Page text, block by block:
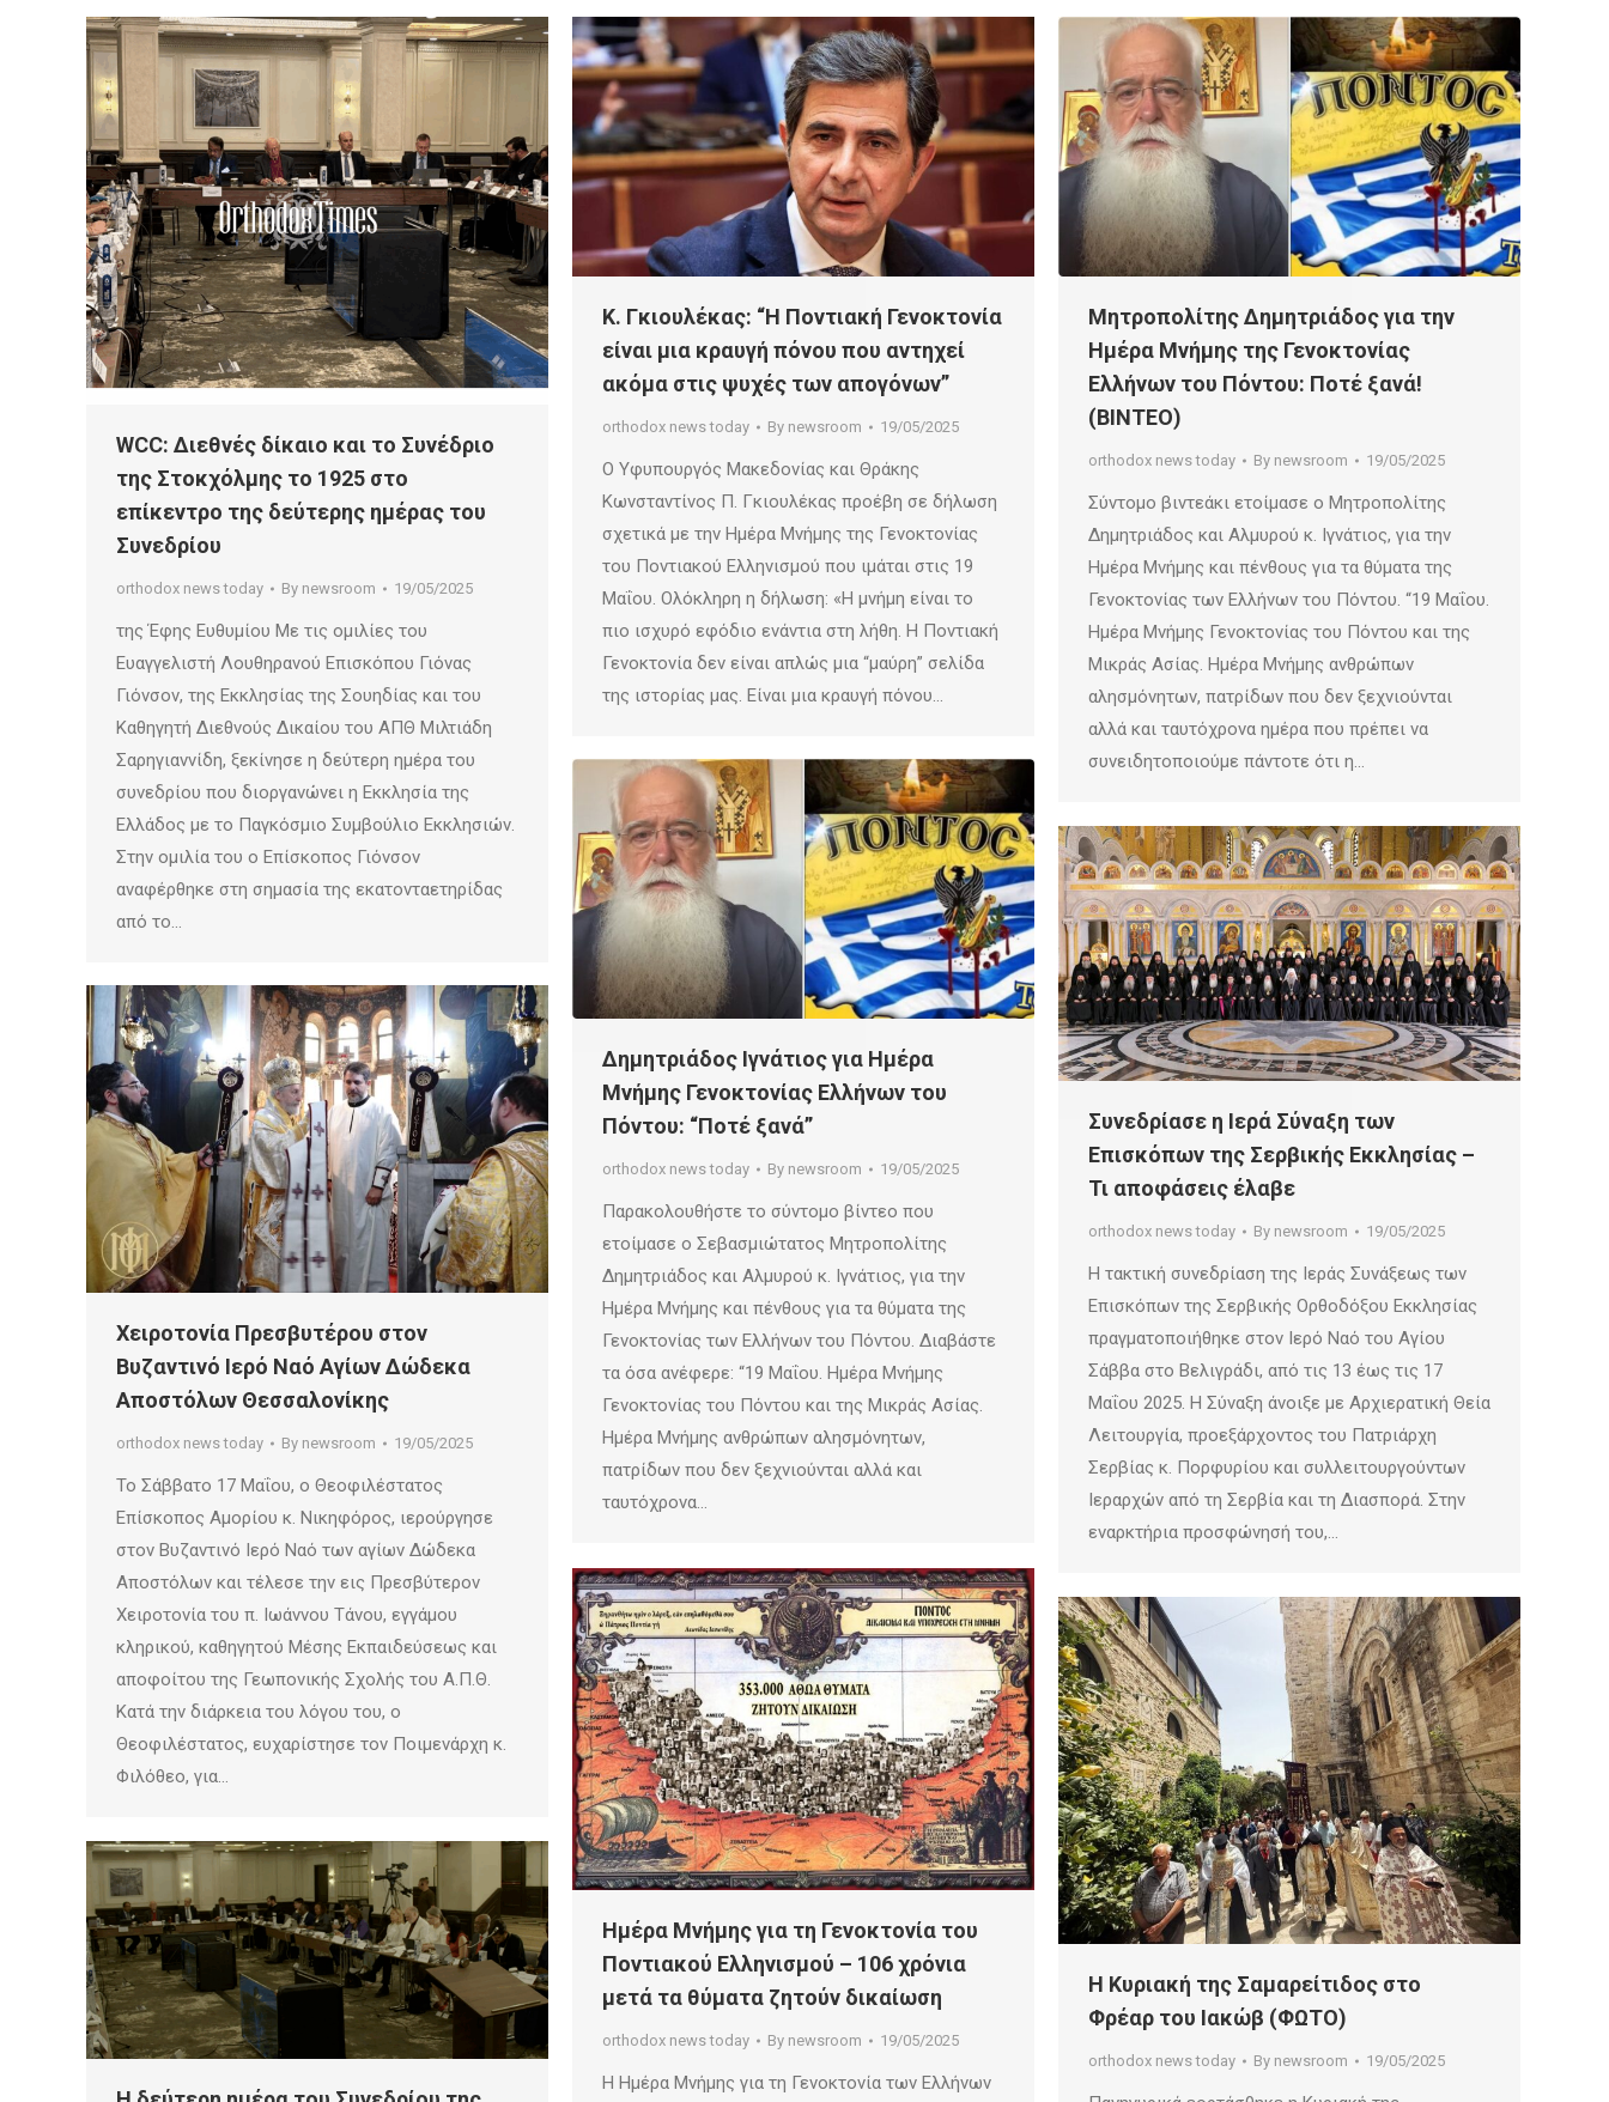
WCC: Διεθνές δίκαιο και το Συνέδριο
της Στοκχόλμης το 1925 στο
επίκεντρο της δεύτερης ημέρας του
Συνεδρίου
orthodox news today By newsroom 19/05/2025
της Έφης Ευθυμίου Με τις ομιλίες του
Ευαγγελιστή Λουθηρανού Επισκόπου Γιόνας
Γιόνσον, της Εκκλησίας της Σουηδίας και του
Καθηγητή Διεθνούς Δικαίου του ΑΠΘ Μιλτιάδη
Σαρηγιαννίδη, ξεκίνησε η δεύτερη ημέρα του
συνεδρίου που διοργανώνει η Εκκλησία της
Ελλάδος με το Παγκόσμιο Συμβούλιο Εκκλησιών.
Στην ομιλία του ο Επίσκοπος Γιόνσον
αναφέρθηκε στη σημασία της εκατονταετηρίδας
από το…
Κ. Γκιουλέκας: “Η Ποντιακή Γενοκτονία
είναι μια κραυγή πόνου που αντηχεί
ακόμα στις ψυχές των απογόνων”
orthodox news today By newsroom 19/05/2025
Ο Υφυπουργός Μακεδονίας και Θράκης
Κωνσταντίνος Π. Γκιουλέκας προέβη σε δήλωση
σχετικά με την Ημέρα Μνήμης της Γενοκτονίας
του Ποντιακού Ελληνισμού που ιμάται στις 19
Μαΐου. Ολόκληρη η δήλωση: «Η μνήμη είναι το
πιο ισχυρό εφόδιο ενάντια στη λήθη. Η Ποντιακή
Γενοκτονία δεν είναι απλώς μια “μαύρη” σελίδα
της ιστορίας μας. Είναι μια κραυγή πόνου…
Μητροπολίτης Δημητριάδος για την
Ημέρα Μνήμης της Γενοκτονίας
Ελλήνων του Πόντου: Ποτέ ξανά!
(ΒΙΝΤΕΟ)
orthodox news today By newsroom 19/05/2025
Σύντομο βιντεάκι ετοίμασε ο Μητροπολίτης
Δημητριάδος και Αλμυρού κ. Ιγνάτιος, για την
Ημέρα Μνήμης και πένθους για τα θύματα της
Γενοκτονίας των Ελλήνων του Πόντου. “19 Μαΐου.
Ημέρα Μνήμης Γενοκτονίας του Πόντου και της
Μικράς Ασίας. Ημέρα Μνήμης ανθρώπων
αλησμόνητων, πατρίδων που δεν ξεχνιούνται
αλλά και ταυτόχρονα ημέρα που πρέπει να
συνειδητοποιούμε πάντοτε ότι η…
Δημητριάδος Ιγνάτιος για Ημέρα
Μνήμης Γενοκτονίας Ελλήνων του
Πόντου: “Ποτέ ξανά”
orthodox news today By newsroom 19/05/2025
Παρακολουθήστε το σύντομο βίντεο που
ετοίμασε ο Σεβασμιώτατος Μητροπολίτης
Δημητριάδος και Αλμυρού κ. Ιγνάτιος, για την
Ημέρα Μνήμης και πένθους για τα θύματα της
Γενοκτονίας των Ελλήνων του Πόντου. Διαβάστε
τα όσα ανέφερε: “19 Μαΐου. Ημέρα Μνήμης
Γενοκτονίας του Πόντου και της Μικράς Ασίας.
Ημέρα Μνήμης ανθρώπων αλησμόνητων,
πατρίδων που δεν ξεχνιούνται αλλά και
ταυτόχρονα…
Συνεδρίασε η Ιερά Σύναξη των
Επισκόπων της Σερβικής Εκκλησίας –
Τι αποφάσεις έλαβε
orthodox news today By newsroom 19/05/2025
Η τακτική συνεδρίαση της Ιεράς Συνάξεως των
Επισκόπων της Σερβικής Ορθοδόξου Εκκλησίας
πραγματοποιήθηκε στον Ιερό Ναό του Αγίου
Σάββα στο Βελιγράδι, από τις 13 έως τις 17
Μαΐου 2025. Η Σύναξη άνοιξε με Αρχιερατική Θεία
Λειτουργία, προεξάρχοντος του Πατριάρχη
Σερβίας κ. Πορφυρίου και συλλειτουργούντων
Ιεραρχών από τη Σερβία και τη Διασπορά. Στην
εναρκτήρια προσφώνησή του,…
Χειροτονία Πρεσβυτέρου στον
Βυζαντινό Ιερό Ναό Αγίων Δώδεκα
Αποστόλων Θεσσαλονίκης
orthodox news today By newsroom 19/05/2025
Το Σάββατο 17 Μαΐου, ο Θεοφιλέστατος
Επίσκοπος Αμορίου κ. Νικηφόρος, ιερούργησε
στον Βυζαντινό Ιερό Ναό των αγίων Δώδεκα
Αποστόλων και τέλεσε την εις Πρεσβύτερον
Χειροτονία του π. Ιωάννου Τάνου, εγγάμου
κληρικού, καθηγητού Μέσης Εκπαιδεύσεως και
αποφοίτου της Γεωπονικής Σχολής του Α.Π.Θ.
Κατά την διάρκεια του λόγου του, ο
Θεοφιλέστατος, ευχαρίστησε τον Ποιμενάρχη κ.
Φιλόθεο, για…
Ημέρα Μνήμης για τη Γενοκτονία του
Ποντιακού Ελληνισμού – 106 χρόνια
μετά τα θύματα ζητούν δικαίωση
orthodox news today By newsroom 19/05/2025
Η Ημέρα Μνήμης για τη Γενοκτονία των Ελλήνων
Η Κυριακή της Σαμαρείτιδος στο
Φρέαρ του Ιακώβ (ΦΩΤΟ)
orthodox news today By newsroom 19/05/2025